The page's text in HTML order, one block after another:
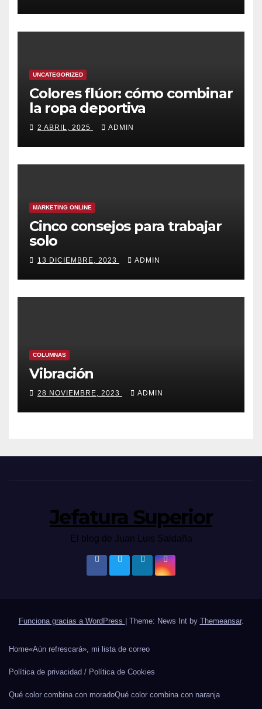
UNCATEGORIZED
Colores flúor: cómo combinar
la ropa deportiva
2 ABRIL, 2025 ADMIN
MARKETING ONLINE
Cinco consejos para trabajar
solo
13 DICIEMBRE, 2023 ADMIN
COLUMNAS
Vibración
28 NOVIEMBRE, 2023 ADMIN
Jefatura Superior
El blog de Juan Luis Saldaña
Funciona gracias a WordPress Theme: News Int by Themeansar.
Home«Aún refrescará», mi lista de correo
Política de privacidad / Política de Cookies
Qué color combina con moradoQué color combina con naranja